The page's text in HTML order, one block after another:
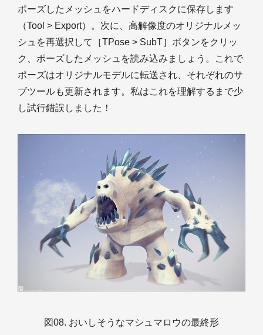
ポーズしたメッシュをハードディスクに保存します
（Tool > Export）。次に、高解像度のオリジナルメッ
シュを再選択して［TPose > SubT］ボタンをクリッ
ク、ポーズしたメッシュを読み込みましょう。これで
ポーズはオリジナルモデルに転送され、それぞれのサ
ブツールも更新されます。私はこれを理解するまで少
し試行錯誤しました！
図08. おいしそうなマシュマロウの最終形